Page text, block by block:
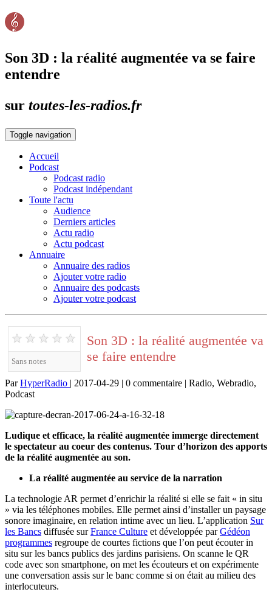
Son 3D : la réalité augmentée va se faire
entendre
sur toutes-les-radios.fr
Toggle navigation
Accueil
Podcast
Podcast radio
Podcast indépendant
Toute l'actu
Audience
Derniers articles
Actu radio
Actu podcast
Annuaire
Annuaire des radios
Ajouter votre radio
Annuaire des podcasts
Ajouter votre podcast
★ ★ ★ ★ ★
Sans notes
Son 3D : la réalité augmentée va
se faire entendre
ParHyperRadio | 2017-04-29 | 0 commentaire | Radio, Webradio,
Podcast
Ludique et efficace, la réalité augmentée immerge directement
le spectateur au coeur des contenus. Tour d’horizon des apports
de la réalité augmentée au son.
La réalité augmentée au service de la narration
La technologie AR permet d’enrichir la réalité si elle se fait « in situ
» via les téléphones mobiles. Elle permet ainsi d’installer un paysage
sonore imaginaire, en relation intime avec un lieu. L’application Sur
les Bancs diffusée surFrance Culture et développée parGédéon
programmes regroupe de courtes fictions que l’on peut écouter in
situ sur les bancs publics des jardins parisiens. On scanne le QR
code avec son smartphone, on met les écouteurs et on expérimente
une conversation assis sur le banc comme si on était au milieu des
interlocuteurs.